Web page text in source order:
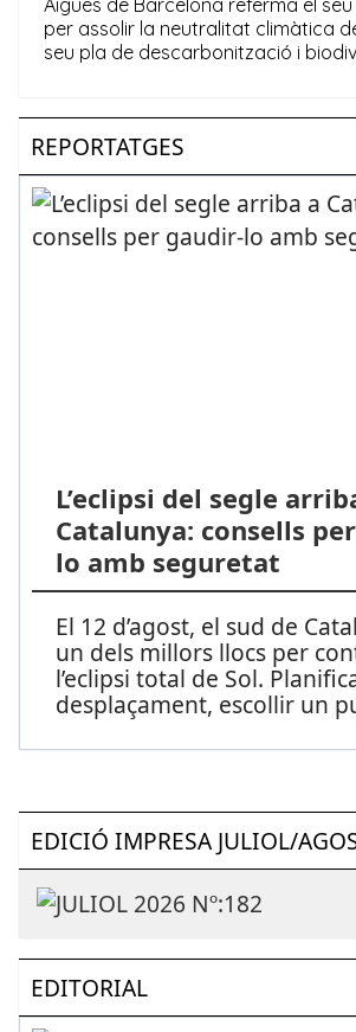
REPORTATGES
L’eclipsi del segle
Catalunya: consells
lo amb seguretat
El 12 d’agost, el sud de
un dels millors llocs per
l’eclipsi total de Sol.
desplaçament, escollir un
EDICIÓ IMPRESA JULIOL/
EDITORIAL